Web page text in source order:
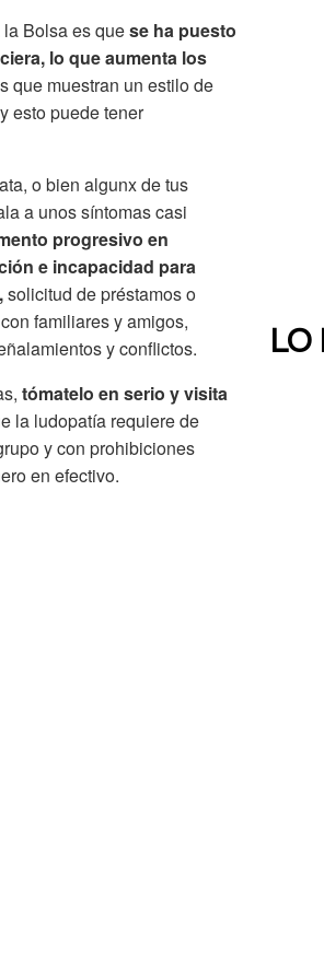
Bolsa es quese ha puesto
lo que aumenta los
que muestran un estilo de
esto puede tener
o bien algunx de tus
a unos síntomas casi
progresivo en
e incapacidad para
solicitud de préstamos o
familiares y amigos,
y conflictos.
tómatelo en serio y visita
la ludopatía requiere de
y con prohibiciones
en efectivo.
LO